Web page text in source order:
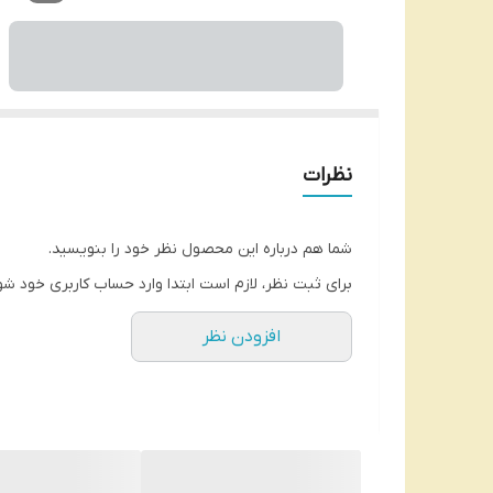
نظرات
شما هم درباره این محصول نظر خود را بنویسید.
برای ثبت نظر، لازم است ابتدا وارد حساب کاربری خود
افزودن نظر